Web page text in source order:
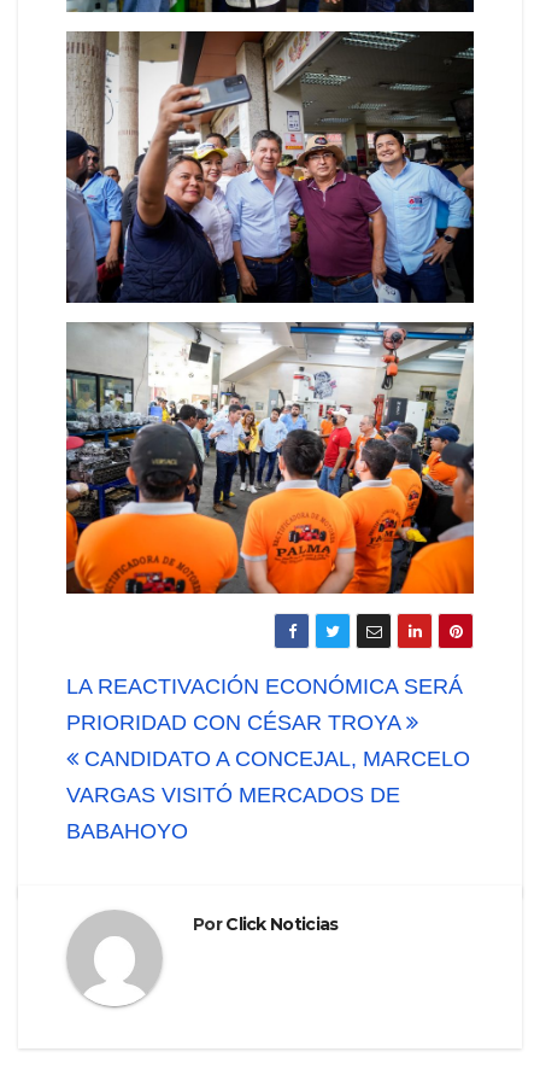
Navegación
de
entradas
LA REACTIVACIÓN ECONÓMICA SERÁ
PRIORIDAD CON CÉSAR TROYA
CANDIDATO A CONCEJAL, MARCELO
VARGAS VISITÓ MERCADOS DE
BABAHOYO
PorClick Noticias